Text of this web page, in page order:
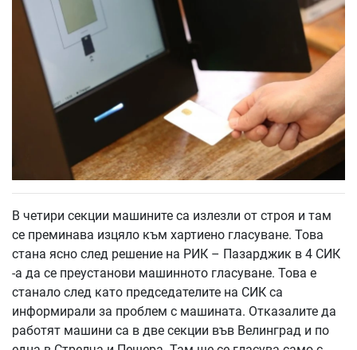
В четири секции машините са излезли от строя и там
се преминава изцяло към хартиено гласуване. Това
стана ясно след решение на РИК – Пазарджик в 4 СИК
-а да се преустанови машинното гласуване. Това е
станало след като председателите на СИК са
информирали за проблем с машината. Отказалите да
работят машини са в две секции във Велинград и по